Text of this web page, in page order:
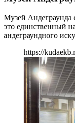
Музей Андеграунда
это единственный
андеграундного
https://